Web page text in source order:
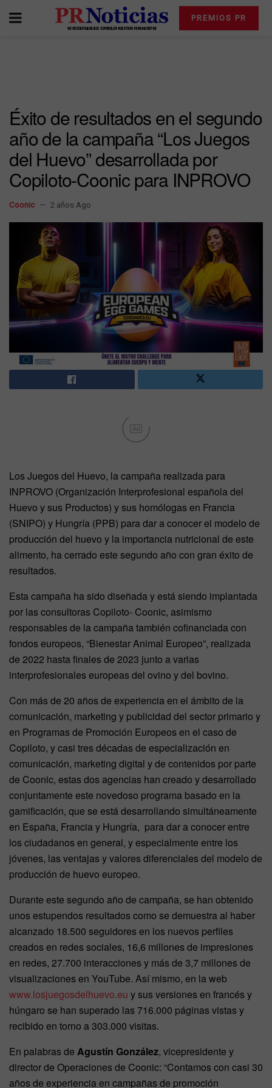
PREMIOS PR
Éxito de resultados en el segundo
año de la campaña “Los Juegos
del Huevo” desarrollada por
Copiloto-Coonic para INPROVO
Coonic 2 años Ago
Ad
Los Juegos del Huevo, la campaña realizada para
INPROVO (Organización Interprofesional española del
Huevo y sus Productos) y sus homólogas en Francia
(SNIPO) y Hungría (PPB) para dar a conocer el modelo de
producción del huevo y la importancia nutricional de este
alimento, ha cerrado este segundo año con gran éxito de
resultados.
Esta campaña ha sido diseñada y está siendo implantada
por las consultoras Copiloto- Coonic, asimismo
responsables de la campaña también cofinanciada con
fondos europeos, “Bienestar Animal Europeo”, realizada
de 2022 hasta finales de 2023 junto a varias
interprofesionales europeas del ovino y del bovino.
Con más de 20 años de experiencia en el ámbito de la
comunicación, marketing y publicidad del sector primario y
en Programas de Promoción Europeos en el caso de
Copiloto, y casi tres décadas de especialización en
comunicación, marketing digital y de contenidos por parte
de Coonic, estas dos agencias han creado y desarrollado
conjuntamente este novedoso programa basado en la
gamificación, que se está desarrollando simultáneamente
en España, Francia y Hungría, para dar a conocer entre
los ciudadanos en general, y especialmente entre los
jóvenes, las ventajas y valores diferenciales del modelo de
producción de huevo europeo.
Durante este segundo año de campaña, se han obtenido
unos estupendos resultados como se demuestra al haber
alcanzado 18.500 seguidores en los nuevos perfiles
creados en redes sociales, 16,6 millones de impresiones
en redes, 27.700 interacciones y más de 3,7 millones de
visualizaciones en YouTube. Así mismo, en la web
www.losjuegosdelhuevo.eu y sus versiones en francés y
húngaro se han superado las 716.000 páginas vistas y
recibido en torno a 303.000 visitas.
En palabras de Agustín González, vicepresidente y
director de Operaciones de Coonic: “Contamos con casi 30
años de experiencia en campañas de promoción